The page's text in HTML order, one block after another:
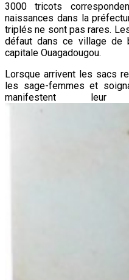
3000 tricots
naissances dans la
triplés ne sont pas rares.
défaut dans ce village de
capitale Ouagadougou.
Lorsque arrivent les sacs
les sage-femmes et
manifestent leur